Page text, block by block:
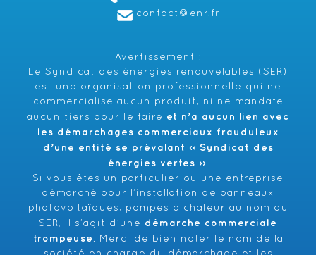
contact@enr.fr
Avertissement :
Le Syndicat des énergies renouvelables (SER)
est une organisation professionnelle qui ne
commercialise aucun produit, ni ne mandate
aucun tiers pour le faire et n’a aucun lien avec
les démarchages commerciaux frauduleux
d’une entité se prévalant ‹‹ Syndicat des
énergies vertes ››.
Si vous êtes un particulier ou une entreprise
démarché pour l’installation de panneaux
photovoltaïques, pompes à chaleur au nom du
SER, il s’agit d’une démarche commerciale
trompeuse . Merci de bien noter le nom de la